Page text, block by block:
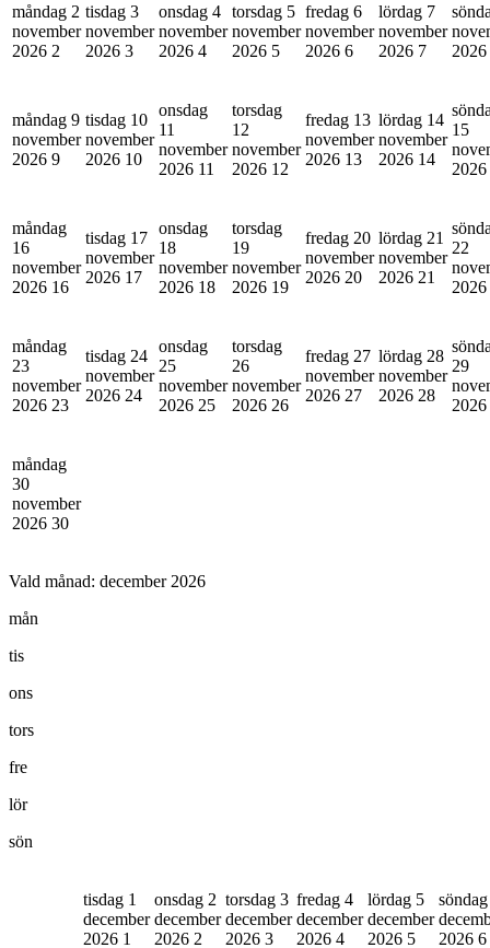
måndag 2
november
2026 2
tisdag 3
november
2026 3
onsdag 4
november
2026 4
torsdag 5
november
2026 5
fredag 6
november
2026 6
lördag 7
november
2026 7
2026
måndag 9
november
2026 9
tisdag 10
november
2026 10
onsdag
11
november
2026 11
torsdag
12
november
2026 12
fredag 13
november
2026 13
lördag 14
november
2026 14
15
2026
måndag
16
november
2026 16
tisdag 17
november
2026 17
onsdag
18
november
2026 18
torsdag
19
november
2026 19
fredag 20
november
2026 20
lördag 21
november
2026 21
22
2026
måndag
23
november
2026 23
tisdag 24
november
2026 24
onsdag
25
november
2026 25
torsdag
26
november
2026 26
fredag 27
november
2026 27
lördag 28
november
2026 28
29
2026
måndag
30
november
2026 30
Vald månad: december 2026
mån
tis
ons
tors
fre
lör
sön
tisdag 1
december
2026 1
onsdag 2
december
2026 2
torsdag 3
december
2026 3
fredag 4
december
2026 4
lördag 5
december
2026 5
2026 6